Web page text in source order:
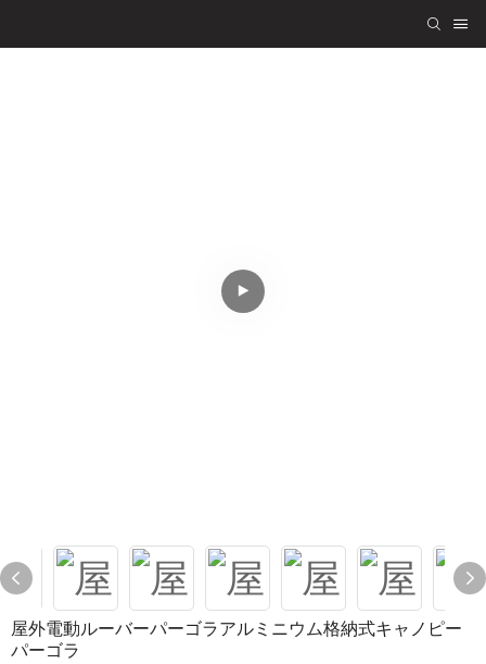
屋外電動ルーバーパーゴラアルミニウム格納式キャノピー
パーゴラ